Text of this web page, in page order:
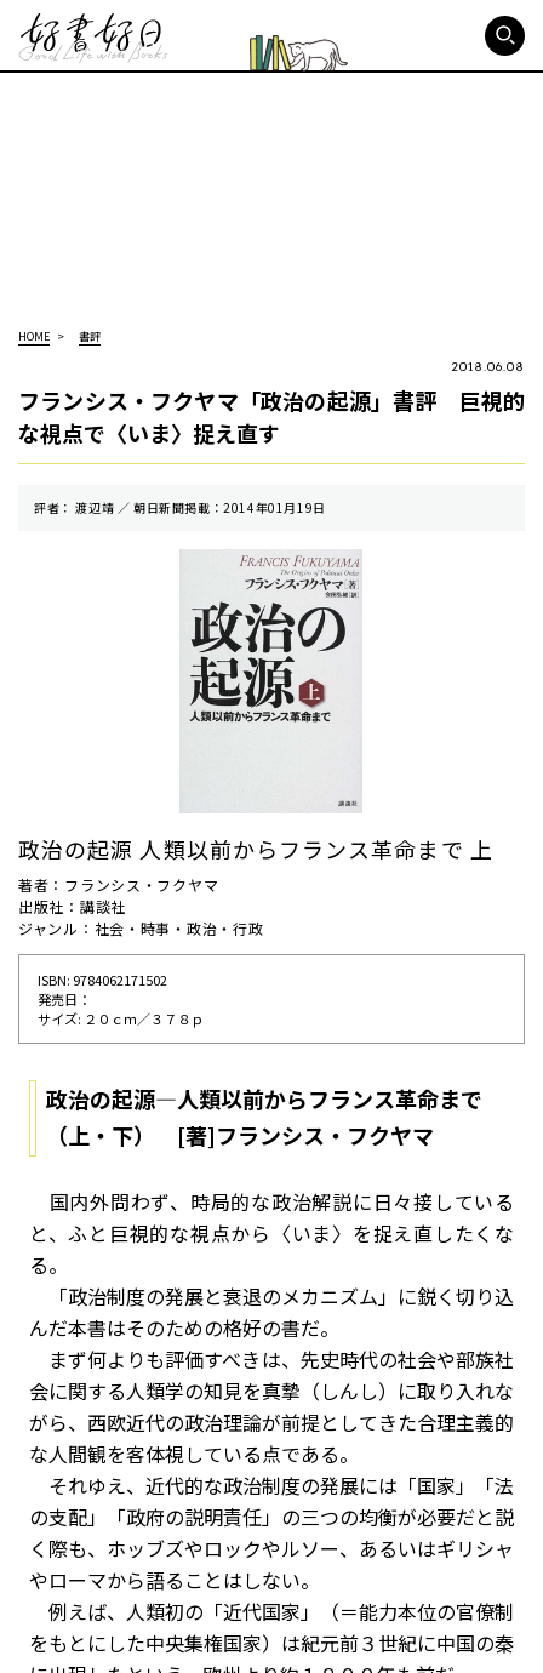
HOME 書評
2018.06.08
フランシス・フクヤマ「政治の起源」書評 巨視的
な視点で〈いま〉捉え直す
評者： 渡辺靖 ／ 朝⽇新聞掲載：2014年01月19日
政治の起源 人類以前からフランス革命まで 上
著者：フランシス・フクヤマ
出版社：講談社
ジャンル：社会・時事・政治・行政
ISBN: 9784062171502
発売⽇：
サイズ: ２０ｃｍ／３７８ｐ
政治の起源―人類以前からフランス革命まで
（上・下） [著]フランシス・フクヤマ
国内外問わず、時局的な政治解説に日々接している
と、ふと巨視的な視点から〈いま〉を捉え直したくな
る。
「政治制度の発展と衰退のメカニズム」に鋭く切り込
んだ本書はそのための格好の書だ。
まず何よりも評価すべきは、先史時代の社会や部族社
会に関する人類学の知見を真摯（しんし）に取り入れな
がら、西欧近代の政治理論が前提としてきた合理主義的
な人間観を客体視している点である。
それゆえ、近代的な政治制度の発展には「国家」「法
の支配」「政府の説明責任」の三つの均衡が必要だと説
く際も、ホッブズやロックやルソー、あるいはギリシャ
やローマから語ることはしない。
例えば、人類初の「近代国家」（＝能力本位の官僚制
をもとにした中央集権国家）は紀元前３世紀に中国の秦